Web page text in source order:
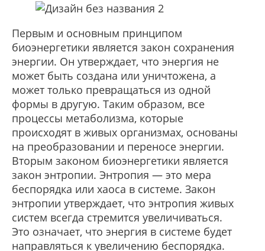
Первым и основным принципом
биоэнергетики является закон сохранения
энергии. Он утверждает, что энергия не
может быть создана или уничтожена, а
может только превращаться из одной
формы в другую. Таким образом, все
процессы метаболизма, которые
происходят в живых организмах, основаны
на преобразовании и переносе энергии.
Вторым законом биоэнергетики является
закон энтропии. Энтропия — это мера
беспорядка или хаоса в системе. Закон
энтропии утверждает, что энтропия живых
систем всегда стремится увеличиваться.
Это означает, что энергия в системе будет
направляться к увеличению беспорядка.